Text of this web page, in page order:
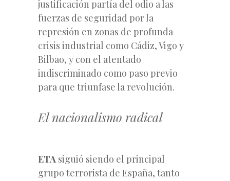
justificación partía del odio a las
fuerzas de seguridad por la
represión en zonas de profunda
crisis industrial como Cádiz, Vigo y
Bilbao, y con el atentado
indiscriminado como paso previo
para que triunfase la revolución.
El nacionalismo radical
ETA siguió siendo el principal
grupo terrorista de España, tanto